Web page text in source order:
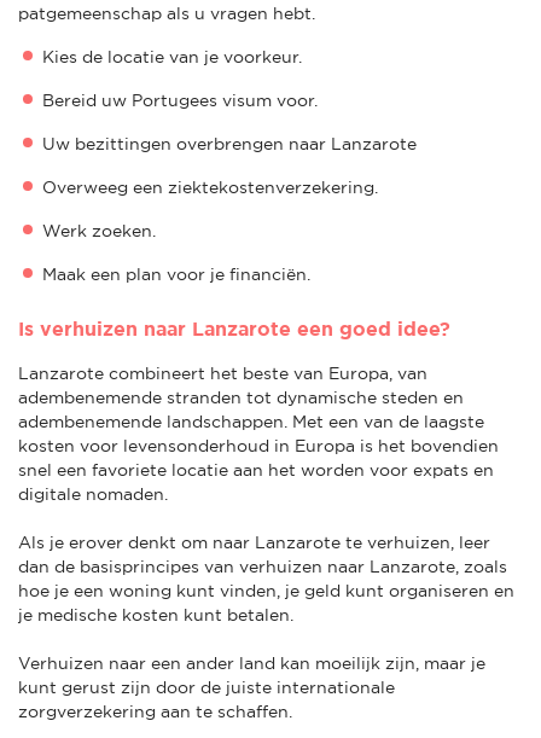
patgemeenschap als u vragen hebt.
Kies de locatie van je voorkeur.
Bereid uw Portugees visum voor.
Uw bezittingen overbrengen naar Lanzarote
Overweeg een ziektekostenverzekering.
Werk zoeken.
Maak een plan voor je financiën.
Is verhuizen naar Lanzarote een goed idee?
Lanzarote combineert het beste van Europa, van
adembenemende stranden tot dynamische steden en
adembenemende landschappen. Met een van de laagste
kosten voor levensonderhoud in Europa is het bovendien
snel een favoriete locatie aan het worden voor expats en
digitale nomaden.
Als je erover denkt om naar Lanzarote te verhuizen, leer
dan de basisprincipes van verhuizen naar Lanzarote, zoals
hoe je een woning kunt vinden, je geld kunt organiseren en
je medische kosten kunt betalen.
Verhuizen naar een ander land kan moeilijk zijn, maar je
kunt gerust zijn door de juiste internationale
zorgverzekering aan te schaffen.